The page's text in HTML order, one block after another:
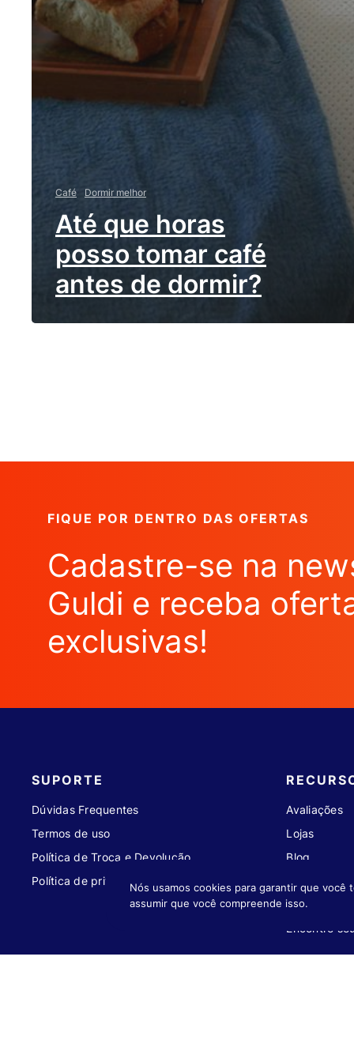
Café Dormir melhor
Até que horas
posso tomar café
antes de dormir?
FIQUE POR DENTRO DAS OFERTAS
Cadastre-se na
Guldi e receba
exclusivas!
SUPORTE
Dúvidas Frequentes
Termos de uso
Política de Troca e Devolução
Política de privacidade
Avaliações
Lojas
Blog
Seja um
Acompanhe
Encontre
Nós usamos cookies para garantir que
assumir que você compreende isso.